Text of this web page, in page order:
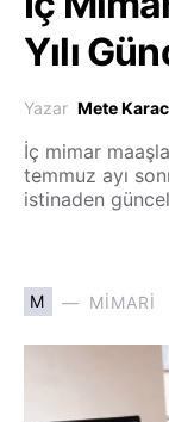
Yılı
Yazar Mete
İç mimar
temmuz ayı
istinaden
M MIMARI